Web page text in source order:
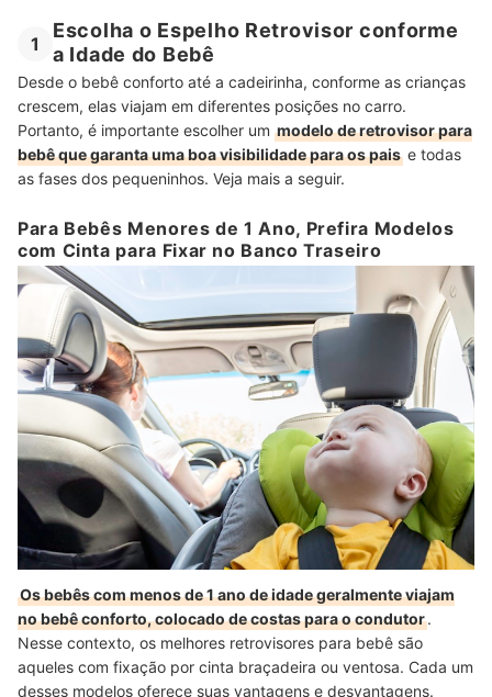
1
Escolha o Espelho Retrovisor conforme
a Idade do Bebê
Desde o bebê conforto até a cadeirinha, conforme as crianças
crescem, elas viajam em diferentes posições no carro.
Portanto, é importante escolher um modelo de retrovisor para
bebê que garanta uma boa visibilidade para os pais e todas
as fases dos pequeninhos. Veja mais a seguir.
Para Bebês Menores de 1 Ano, Prefira Modelos
com Cinta para Fixar no Banco Traseiro
Os bebês com menos de 1 ano de idade geralmente viajam
no bebê conforto, colocado de costas para o condutor.
Nesse contexto, os melhores retrovisores para bebê são
aqueles com fixação por cinta braçadeira ou ventosa. Cada um
desses modelos oferece suas vantagens e desvantagens.